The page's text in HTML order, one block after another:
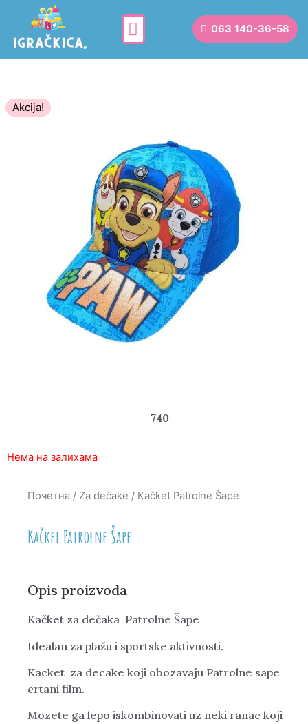
063 140-36-58
Akcija!
740
Нема на залихама
Почетна / Za dečake / Kačket Patrolne Šape
Kačket Patrolne Šape
Opis proizvoda
Kačket za dečaka Patrolne Šape
Idealan za plažu i sportske aktivnosti.
Kacket za decake koji obozavaju Patrolne sape
crtani film.
Mozete ga lepo iskombinovati uz neki ranac koji